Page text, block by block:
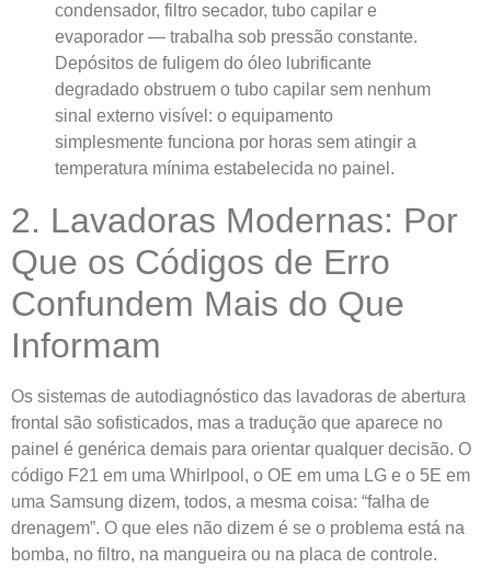
condensador, filtro secador, tubo capilar e
evaporador — trabalha sob pressão constante.
Depósitos de fuligem do óleo lubrificante
degradado obstruem o tubo capilar sem nenhum
sinal externo visível: o equipamento
simplesmente funciona por horas sem atingir a
temperatura mínima estabelecida no painel.
2. Lavadoras Modernas: Por
Que os Códigos de Erro
Confundem Mais do Que
Informam
Os sistemas de autodiagnóstico das lavadoras de abertura
frontal são sofisticados, mas a tradução que aparece no
painel é genérica demais para orientar qualquer decisão. O
código F21 em uma Whirlpool, o OE em uma LG e o 5E em
uma Samsung dizem, todos, a mesma coisa: “falha de
drenagem”. O que eles não dizem é se o problema está na
bomba, no filtro, na mangueira ou na placa de controle.